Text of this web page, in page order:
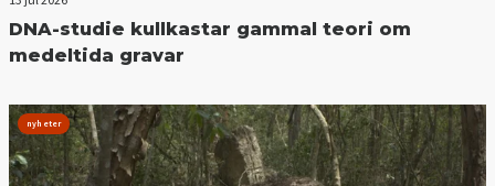
DNA-studie kullkastar gammal teori om
medeltida gravar
nyheter